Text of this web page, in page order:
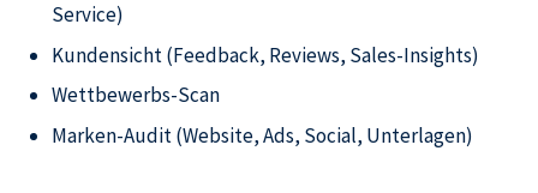
Service)
Kundensicht (Feedback, Reviews, Sales-Insights)
Wettbewerbs-Scan
Marken-Audit (Website, Ads, Social, Unterlagen)